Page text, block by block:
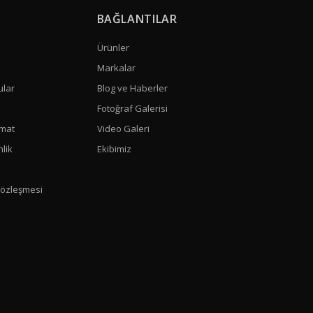
BAĞLANTILAR
Ürünler
Markalar
Blog ve Haberler
Fotoğraf Galerisi
Video Galeri
Ekibimiz